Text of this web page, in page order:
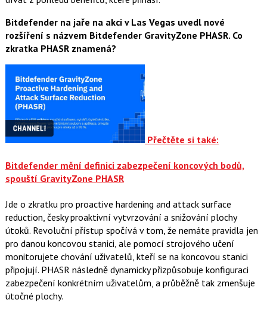
Bitdefender na jaře na akci v Las Vegas uvedl nové
rozšíření s názvem Bitdefender GravityZone PHASR. Co
zkratka PHASR znamená?
Přečtěte si také:
Bitdefender mění definici zabezpečení koncových bodů,
spouští GravityZone PHASR
Jde o zkratku pro proactive hardening and attack surface
reduction, česky proaktivní vytvrzování a snižování plochy
útoků. Revoluční přístup spočívá v tom, že nemáte pravidla jen
pro danou koncovou stanici, ale pomocí strojového učení
monitorujete chování uživatelů, kteří se na koncovou stanici
připojují. PHASR následně dynamicky přizpůsobuje konfiguraci
zabezpečení konkrétním uživatelům, a průběžně tak zmenšuje
útočné plochy.